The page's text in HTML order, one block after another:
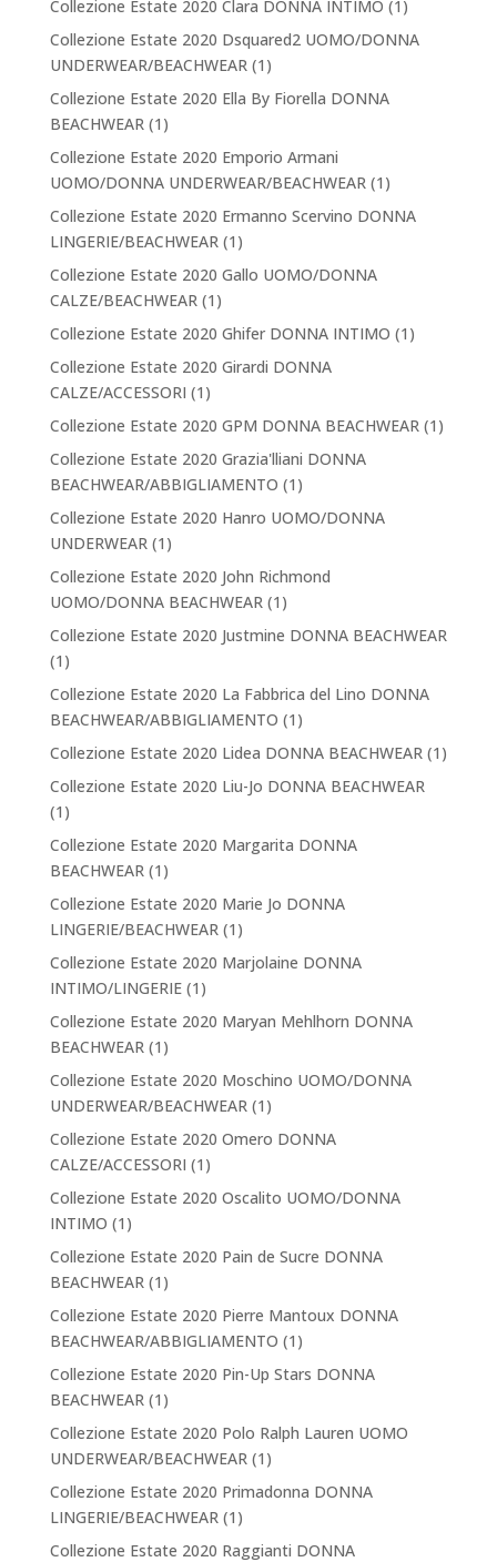
Collezione Estate 2020 Clara DONNA INTIMO (1)
Collezione Estate 2020 Dsquared2 UOMO/DONNA
UNDERWEAR/BEACHWEAR(1)
Collezione Estate 2020 Ella By Fiorella DONNA
BEACHWEAR(1)
Collezione Estate 2020 Emporio Armani
UOMO/DONNA UNDERWEAR/BEACHWEAR(1)
Collezione Estate 2020 Ermanno Scervino DONNA
LINGERIE/BEACHWEAR(1)
Collezione Estate 2020 Gallo UOMO/DONNA
CALZE/BEACHWEAR(1)
Collezione Estate 2020 Ghifer DONNA INTIMO (1)
Collezione Estate 2020 Girardi DONNA
CALZE/ACCESSORI (1)
Collezione Estate 2020 GPM DONNA BEACHWEAR(1)
Collezione Estate 2020 Grazia'lliani DONNA
BEACHWEAR/ABBIGLIAMENTO (1)
Collezione Estate 2020 Hanro UOMO/DONNA
UNDERWEAR(1)
Collezione Estate 2020 John Richmond
UOMO/DONNA BEACHWEAR(1)
Collezione Estate 2020 Justmine DONNA BEACHWEAR
(1)
Collezione Estate 2020 La Fabbrica del Lino DONNA
BEACHWEAR/ABBIGLIAMENTO (1)
Collezione Estate 2020 Lidea DONNA BEACHWEAR(1)
Collezione Estate 2020 Liu-Jo DONNA BEACHWEAR
(1)
Collezione Estate 2020 Margarita DONNA
BEACHWEAR(1)
Collezione Estate 2020 Marie Jo DONNA
LINGERIE/BEACHWEAR(1)
Collezione Estate 2020 Marjolaine DONNA
INTIMO/LINGERIE(1)
Collezione Estate 2020 Maryan Mehlhorn DONNA
BEACHWEAR(1)
Collezione Estate 2020 Moschino UOMO/DONNA
UNDERWEAR/BEACHWEAR(1)
Collezione Estate 2020 Omero DONNA
CALZE/ACCESSORI (1)
Collezione Estate 2020 Oscalito UOMO/DONNA
INTIMO (1)
Collezione Estate 2020 Pain de Sucre DONNA
BEACHWEAR(1)
Collezione Estate 2020 Pierre Mantoux DONNA
BEACHWEAR/ABBIGLIAMENTO (1)
Collezione Estate 2020 Pin-Up Stars DONNA
BEACHWEAR(1)
Collezione Estate 2020 Polo Ralph Lauren UOMO
UNDERWEAR/BEACHWEAR(1)
Collezione Estate 2020 Primadonna DONNA
LINGERIE/BEACHWEAR(1)
Collezione Estate 2020 Raggianti DONNA